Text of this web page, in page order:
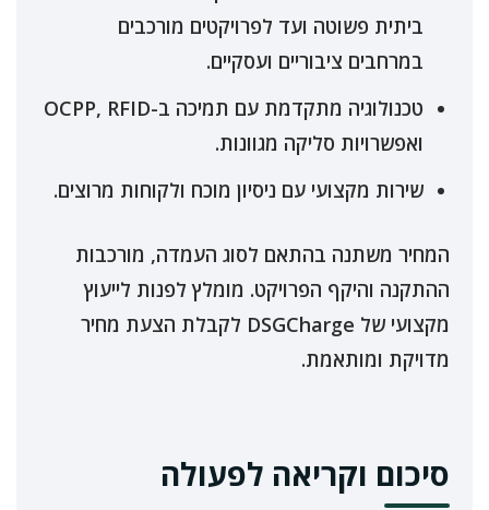
ביתית פשוטה ועד לפרויקטים מורכבים
במרחבים ציבוריים ועסקיים.
טכנולוגיה מתקדמת עם תמיכה ב-OCPP, RFID
ואפשרויות סליקה מגוונות.
שירות מקצועי עם ניסיון מוכח ולקוחות מרוצים.
המחיר משתנה בהתאם לסוג העמדה, מורכבות
ההתקנה והיקף הפרויקט. מומלץ לפנות לייעוץ
מקצועי של DSGCharge לקבלת הצעת מחיר
מדויקת ומותאמת.
סיכום וקריאה לפעולה